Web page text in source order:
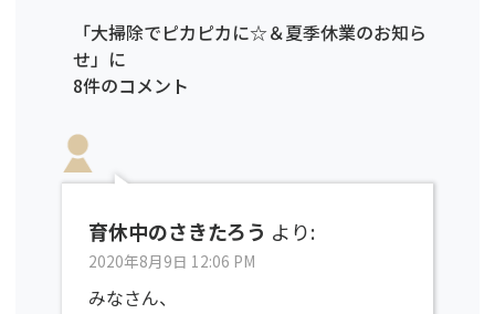
「大掃除でピカピカに☆＆夏季休業のお知ら
せ」に
8件のコメント
育休中のさきたろう より:
2020年8月9日 12:06 PM
みなさん、